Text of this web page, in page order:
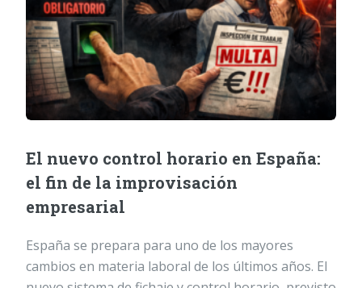
El nuevo control horario en España:
el fin de la improvisación
empresarial
España se prepara para uno de los mayores
cambios en materia laboral de los últimos años. El